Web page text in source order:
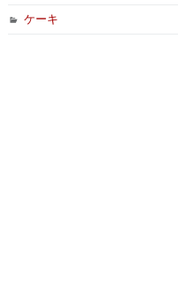
ケーキ